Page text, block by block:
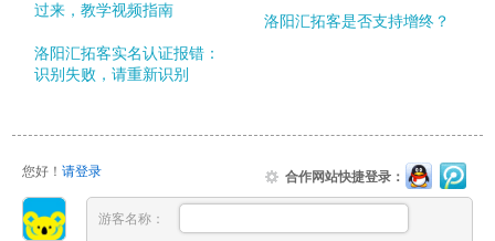
过来，教学视频指南
洛阳汇拓客是否支持增终？
洛阳汇拓客实名认证报错：
识别失败，请重新识别
您好！ 请登录 合作网站快捷登录：
游客名称：